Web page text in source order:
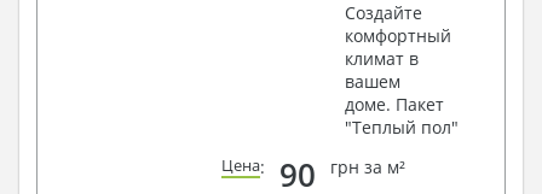
Создайте
комфортный
климат в
вашем
доме. Пакет
"Теплый пол"
Цена: 90 грн за м²